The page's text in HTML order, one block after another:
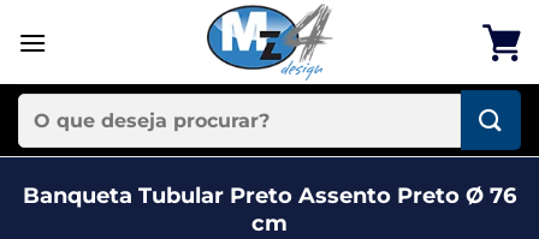
Pesquisar
por:
Banqueta Tubular Preto Assento Preto Ø 76
cm